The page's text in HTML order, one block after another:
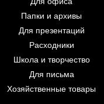
Папки и архивы
Для презентаций
Расходники
Школа и творчество
Для письма
Хозяйственные товары